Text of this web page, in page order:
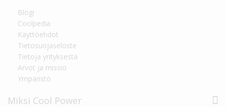
Blogi
Coolpedia
Käyttöehdot
Tietosuojaseloste
Tietoja yrityksestä
Arvot ja missio
Ympäristö
Miksi Cool Power